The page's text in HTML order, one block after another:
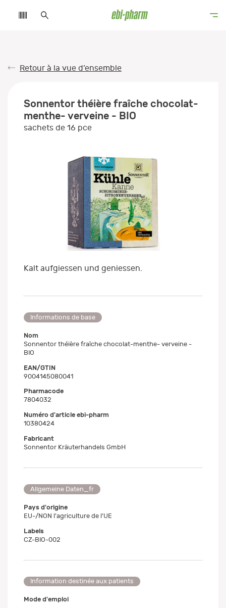
Retour à la vue d’ensemble
Sonnentor théière fraîche chocolat-
menthe- verveine - BIO
sachets de 16 pce
Kalt aufgiessen und geniessen.
Informations de base
Nom
Sonnentor théière fraîche chocolat-menthe- verveine -
BIO
EAN/GTIN
9004145080041
Pharmacode
7804032
Numéro d'article ebi-pharm
10380424
Fabricant
Sonnentor Kräuterhandels GmbH
Allgemeine Daten_fr
Pays d'origine
EU-/NON l'agriculture de l'UE
Labels
CZ-BIO-002
Information destinée aux patients
Mode d'emploi